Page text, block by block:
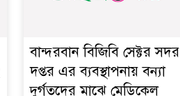
বান্দরবান বিজিবি সেক্টর সদর
দপ্তর এর ব্যবস্থাপনায় বন্যা
দুর্গতদের মাঝে মেডিকেল